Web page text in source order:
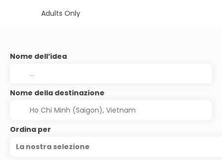
Adults Only
Nome dell’idea
Nome della destinazione
Ordina per
La nostra selezione